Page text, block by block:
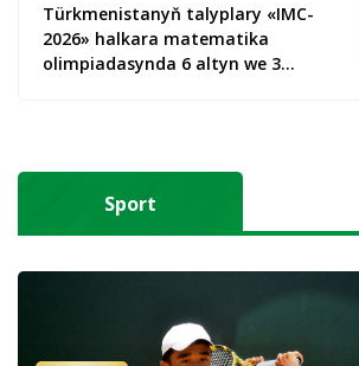
Türkmenistanyň talyplary «IMC-
2026» halkara matematika
olimpiadasynda 6 altyn we 3
Sport